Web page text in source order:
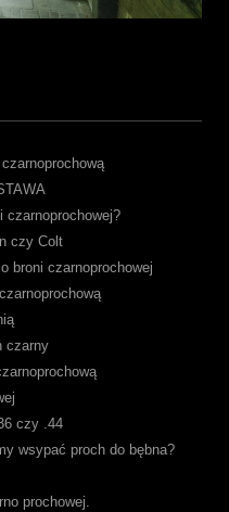
czy Colt
broni czarnoprochowej
czarny
czy .44
wsypać proch do bębna?
prochowej.